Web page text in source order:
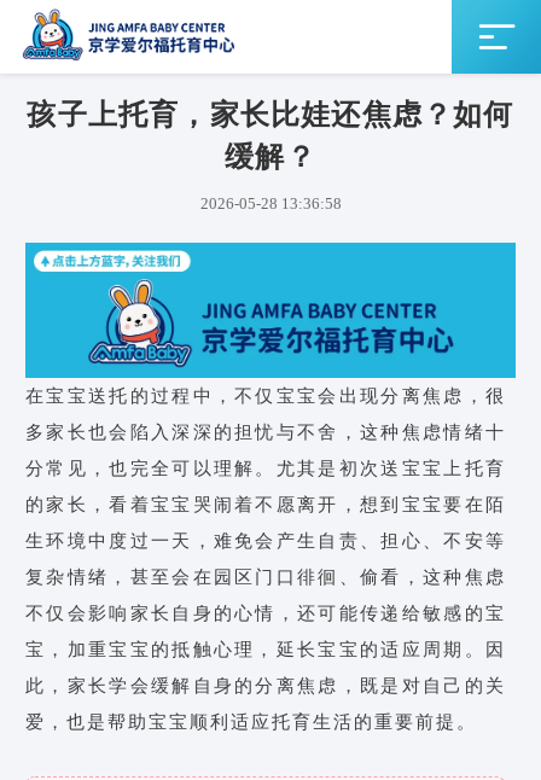
孩子上托育，家长比娃还焦虑？如何
缓解？
2026-05-28 13:36:58
在宝宝送托的过程中，不仅宝宝会出现分离焦虑，很
多家长也会陷入深深的担忧与不舍，这种焦虑情绪十
分常见，也完全可以理解。尤其是初次送宝宝上托育
的家长，看着宝宝哭闹着不愿离开，想到宝宝要在陌
生环境中度过一天，难免会产生自责、担心、不安等
复杂情绪，甚至会在园区门口徘徊、偷看，这种焦虑
不仅会影响家长自身的心情，还可能传递给敏感的宝
宝，加重宝宝的抵触心理，延长宝宝的适应周期。因
此，家长学会缓解自身的分离焦虑，既是对自己的关
爱，也是帮助宝宝顺利适应托育生活的重要前提。